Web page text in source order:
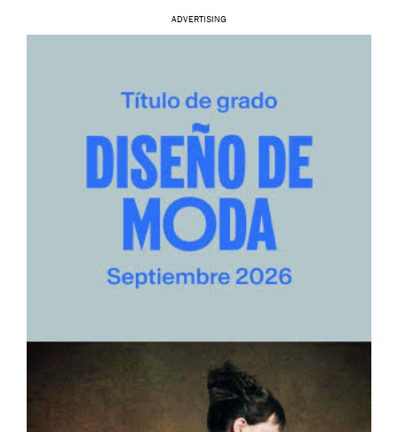
ADVERTISING